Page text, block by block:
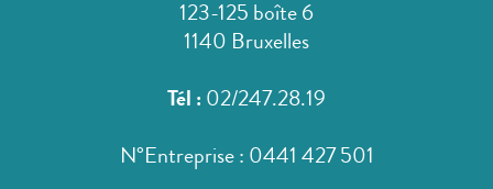
123-125 boîte 6
1140 Bruxelles
Tél : 02/247.28.19
N°Entreprise : 0441 427 501